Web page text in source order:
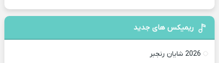
ریمیکس های جدید
2026 شایان رنجبر